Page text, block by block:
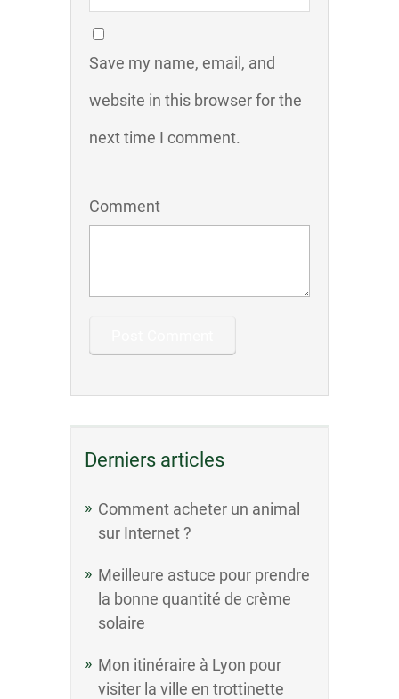
Derniers articles
Comment acheter un animal
sur Internet ?
Meilleure astuce pour prendre
la bonne quantité de crème
solaire
Mon itinéraire à Lyon pour
visiter la ville en trottinette
Save my name, email, and
website in this browser for the
next time I comment.
Comment